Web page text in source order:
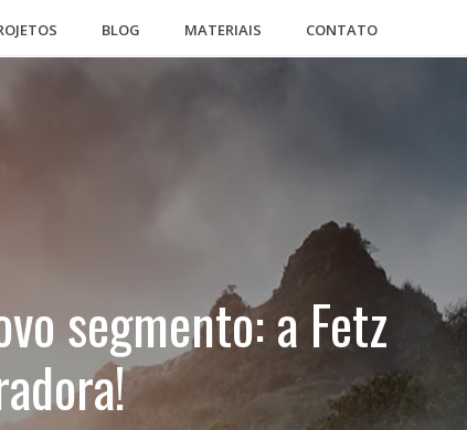
BLOG MATERIAIS CONTATO
segmento: a Fetz